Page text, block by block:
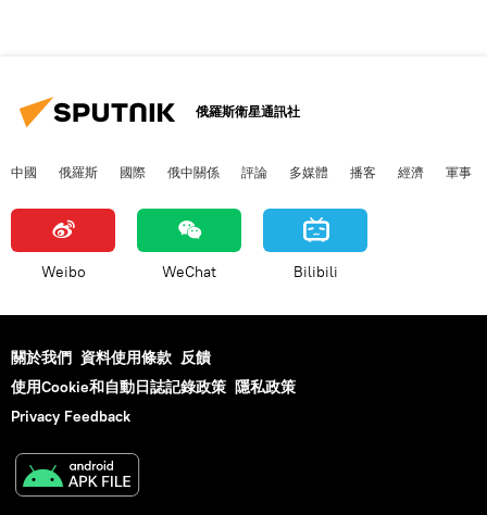
俄羅斯衛星通訊社
中國 俄羅斯 國際 俄中關係 評論 多媒體 播客 經濟 軍事
Weibo WeChat Bilibili
關於我們 資料使用條款 反饋
使用Cookie和自動日誌記錄政策 隱私政策
Privacy Feedback